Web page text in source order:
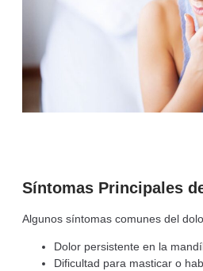
Síntomas Principales
Algunos síntomas comunes del
Dolor persistente en la
Dificultad para masticar o